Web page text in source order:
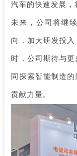
汽车的快速发展，
未来，公司将继
向，加大研发投
时，公司期待与
同探索智能制造
贡献力量。